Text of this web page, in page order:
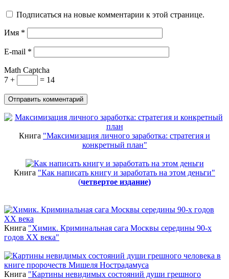
Подписаться на новые комментарии к этой странице.
Имя *
E-mail *
Math Captcha
7 +
= 14
Книга "Максимизация личного заработка: стратегия и
конкретный план"
Книга "Как написать книгу и заработать на этом деньги"
(четвертое издание)
Книга "Химик. Криминальная сага Москвы середины 90-х
годов ХХ века"
Книга "Картины невидимых состояний души грешного